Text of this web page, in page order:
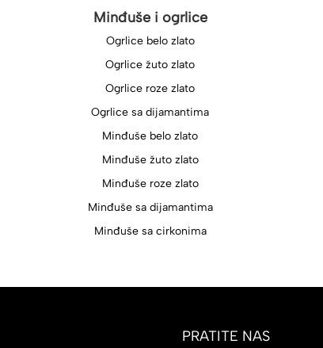
Minđuše i ogrlice
Ogrlice belo zlato
Ogrlice žuto zlato
Ogrlice roze zlato
Ogrlice sa dijamantima
Minđuše belo zlato
Minđuše žuto zlato
Minđuše roze zlato
Minđuše sa dijamantima
Minđuše sa cirkonima
PRATITE NAS